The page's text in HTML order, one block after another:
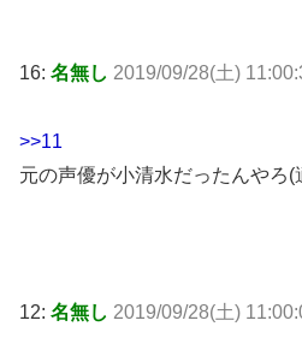
16: 名無し 2019/09/28(土)
>>11
元の声優が小清水だったんやろ(
12: 名無し 2019/09/28(土)